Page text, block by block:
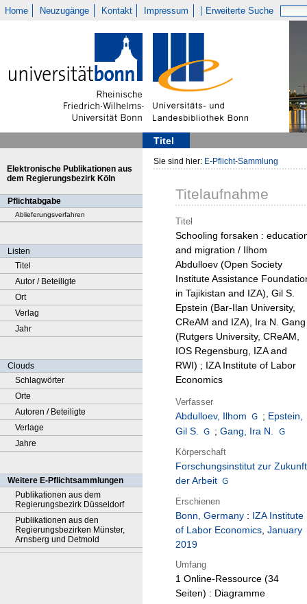
Home Neuzugänge Kontakt Impressum Erweiterte Suche
Titel
Elektronische Publikationen aus
dem Regierungsbezirk Köln
Pflichtabgabe
Ablieferungsverfahren
Listen
Titel
Autor / Beteiligte
Ort
Verlag
Jahr
Clouds
Schlagwörter
Orte
Autoren / Beteiligte
Verlage
Jahre
Weitere E-Pflichtsammlungen
Publikationen aus dem
Regierungsbezirk Düsseldorf
Publikationen aus den
Regierungsbezirken Münster,
Arnsberg und Detmold
Sie sind hier: E-Pflicht-Sammlung
Titelaufnahme
Titel
Schooling forsaken :
and migration / Ilhom
Abdulloev (Open Society
Institute Assistance
in Tajikistan and IZA), Gil S.
Epstein (Bar-Ilan University,
CReAM and IZA), Ira N. Gang
(Rutgers University, CReAM,
IOS Regensburg, IZA and
RWI) ; IZA Institute of Labor
Economics
Verfasser
Abdulloev, Ilhom ; Epstein,
Gil S.
; Gang, Ira N.
Körperschaft
Forschungsinstitut zur Zukunft
der Arbeit
Erschienen
Bonn, Germany : IZA Institute
of Labor Economics, January
2019
Umfang
1 Online-Ressource (34
Seiten) : Diagramme